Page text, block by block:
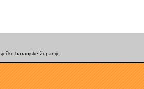
baranjske županije